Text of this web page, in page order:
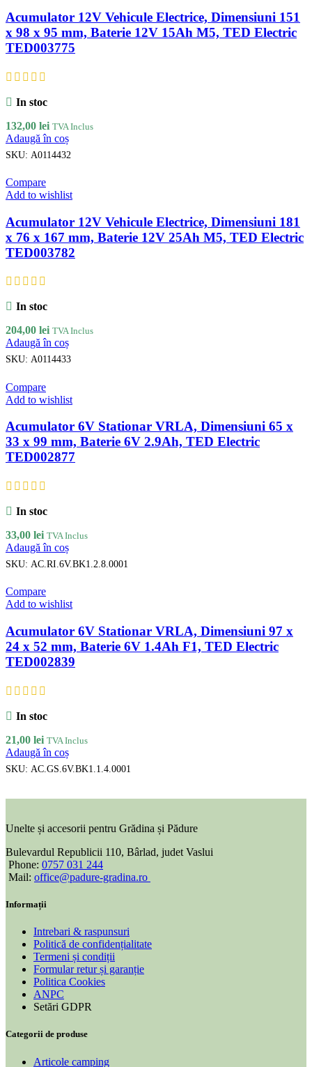
Acumulator 12V Vehicule Electrice, Dimensiuni 151
x 98 x 95 mm, Baterie 12V 15Ah M5, TED Electric
TED003775
In stoc
132,00 lei TVA Inclus
Adaugă în coș
SKU: A0114432
Compare
Add to wishlist
Acumulator 12V Vehicule Electrice, Dimensiuni 181
x 76 x 167 mm, Baterie 12V 25Ah M5, TED Electric
TED003782
In stoc
204,00 lei TVA Inclus
Adaugă în coș
SKU: A0114433
Compare
Add to wishlist
Acumulator 6V Stationar VRLA, Dimensiuni 65 x
33 x 99 mm, Baterie 6V 2.9Ah, TED Electric
TED002877
In stoc
33,00 lei TVA Inclus
Adaugă în coș
SKU: AC.RI.6V.BK1.2.8.0001
Compare
Add to wishlist
Acumulator 6V Stationar VRLA, Dimensiuni 97 x
24 x 52 mm, Baterie 6V 1.4Ah F1, TED Electric
TED002839
In stoc
21,00 lei TVA Inclus
Adaugă în coș
SKU: AC.GS.6V.BK1.1.4.0001
Unelte și accesorii pentru Grădina și Pădure
Bulevardul Republicii 110, Bârlad, judet Vaslui
Phone: 0757 031 244
Mail: office@padure-gradina.ro
Informații
Intrebari & raspunsuri
Politică de confidențialitate
Termeni și condiții
Formular retur și garanție
Politica Cookies
ANPC
Setări GDPR
Categorii de produse
Articole camping